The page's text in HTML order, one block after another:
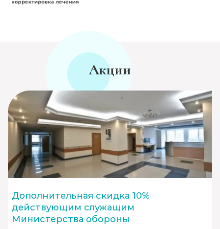
Акции
Дополнительная скидка 10%
действующим служащим
Министерства обороны